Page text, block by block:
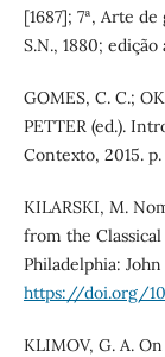
[1687]; 7ª, Arte
S.N., 1880;
GOMES, C. C.;
PETTER (ed.).
Contexto, 2015. p.
KILARSKI, M.
from the
Philadelphia:
https://doi.org/
KLIMOV, G. A.